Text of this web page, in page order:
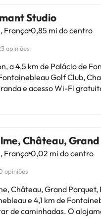
Studio
França 0,85 mi do centro
opiniões
a 4,5 km de Palácio de
Golf Club,
e acesso Wi-Fi
nas proximidades, ou
fica a 55 km da
de festas de despedida
o seu horário de chegada. Para isso
a caixa de Pedidos
a propriedade
na sua
Château,
França 0,02 mi do centro
opiniões
Château, Grand
e 4,1 km de
de caminhadas. O